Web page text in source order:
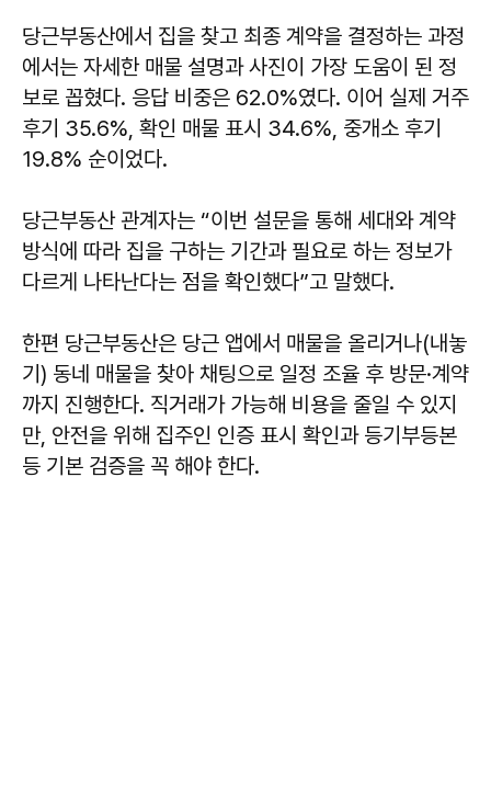
당근부동산에서 집을 찾고 최종 계약을 결정하는 과정
에서는 자세한 매물 설명과 사진이 가장 도움이 된 정
보로 꼽혔다. 응답 비중은 62.0%였다. 이어 실제 거주
후기 35.6%, 확인 매물 표시 34.6%, 중개소 후기
19.8% 순이었다.
당근부동산 관계자는 “이번 설문을 통해 세대와 계약
방식에 따라 집을 구하는 기간과 필요로 하는 정보가
다르게 나타난다는 점을 확인했다”고 말했다.
한편 당근부동산은 당근 앱에서 매물을 올리거나(내놓
기) 동네 매물을 찾아 채팅으로 일정 조율 후 방문·계약
까지 진행한다. 직거래가 가능해 비용을 줄일 수 있지
만, 안전을 위해 집주인 인증 표시 확인과 등기부등본
등 기본 검증을 꼭 해야 한다.